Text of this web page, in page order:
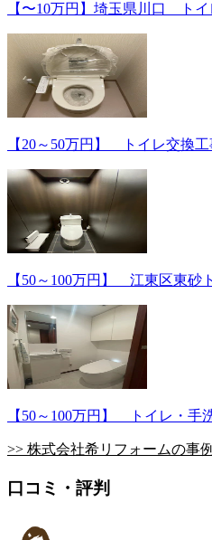
【〜10万円】埼玉県川口 ト
【20～50万円】 トイレ交換工
【50～100万円】 江東区東砂
【50～100万円】 トイレ・手
>> 株式会社希リフォームの事
口コミ・評判